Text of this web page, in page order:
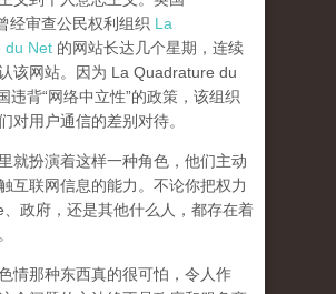
经审查公民权利组织 La
du Net 的网站长达几个星期，连续
该网站。因为 La Quadrature du
违背“网络中立性”的政策，该组织
对用户通信的差别对待。
就扮演着这样一种角色，他们主动
互联网信息的能力。不论你把权力
政府，还是其他什么人，都存在着
情那种东西真的很可怕，令人作